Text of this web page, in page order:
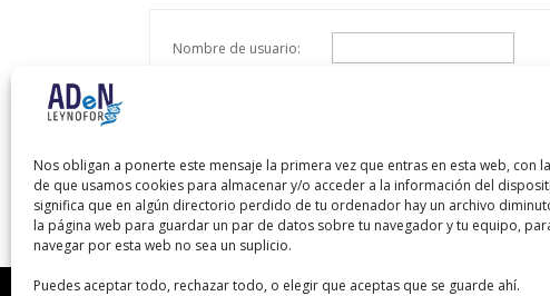
Nos obligan a ponerte este mensaje la primera vez que entras en esta web, con
de que usamos cookies para almacenar y/o acceder a la información del
significa que en algún directorio perdido de tu ordenador hay un archivo
la página web para guardar un par de datos sobre tu navegador y tu equipo,
navegar por esta web no sea un suplicio.
Puedes aceptar todo, rechazar todo, o elegir que aceptas que se guarde ahí.
Nombre de usuario: